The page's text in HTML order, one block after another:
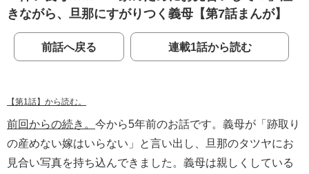
きながら、旦那にすがりつく義母【第7話まんが】
前話へ戻る 連載1話から読む
【第1話】から読む。
前回からの続き。 今から5年前のお話です。義母が「跡取り
の産めない嫁はいらない」と言い出し、旦那のタツヤにお
見合い写真を持ち込んできました。義母は親しくしている